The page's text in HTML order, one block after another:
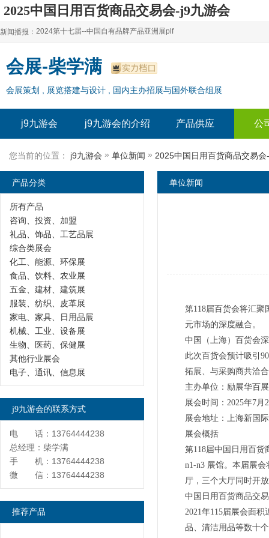
2025中国日用百货商品交易会-j9九游会
新闻播报：
2024上海自有品牌展--百货展|食品展 零售展|oem展
2024全球自有--品牌产品亚洲展（plf）
2024上海自有品牌展--2024上海oem 贴牌代加工展
2024第十七届--中国自有品牌产品亚洲展plf
2024全球自有--品牌产品亚洲展（plf）
2024年上海--第17届自有品牌展
会展-柴学满
会展策划 , 展览搭建与设计 , 国内主办招展与国外联合组展
j9九游会 j9九游会的介绍 产品供应 公
您当前的位置： j9九游会 » 单位新闻 » 2025中国日用百货商品交易
单位新闻
第118届百货会将汇聚
元市场的深度融合。
中国（上海）百货会
此次百货会预计吸引
拓展、与采购商共洽
主办单位：励展华百
展会时间：2025年7月
展会地址：上海新国
展会概括
第118届中国日用百货
n1-n3 展馆。本届展
厅，三个大厅同时开
中国日用百货商品交
2021年115届展会面
品、清洁用品等数十
产品分类
所有产品
咨询、投资、加盟
礼品、饰品、工艺品展
综合类展会
化工、能源、环保展
食品、饮料、农业展
五金、建材、建筑展
服装、纺织、皮革展
家电、家具、日用品展
机械、工业、设备展
生物、医药、保健展
其他行业展会
电子、通讯、信息展
j9九游会的联系方式
电 话：13764444238
总经理：柴学满
手 机：13764444238
微 信：13764444238
推荐产品